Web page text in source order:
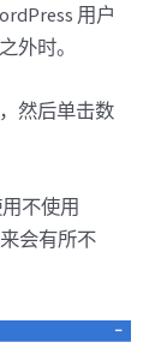
用户
外时。
然后单击数
不使用
会有所不